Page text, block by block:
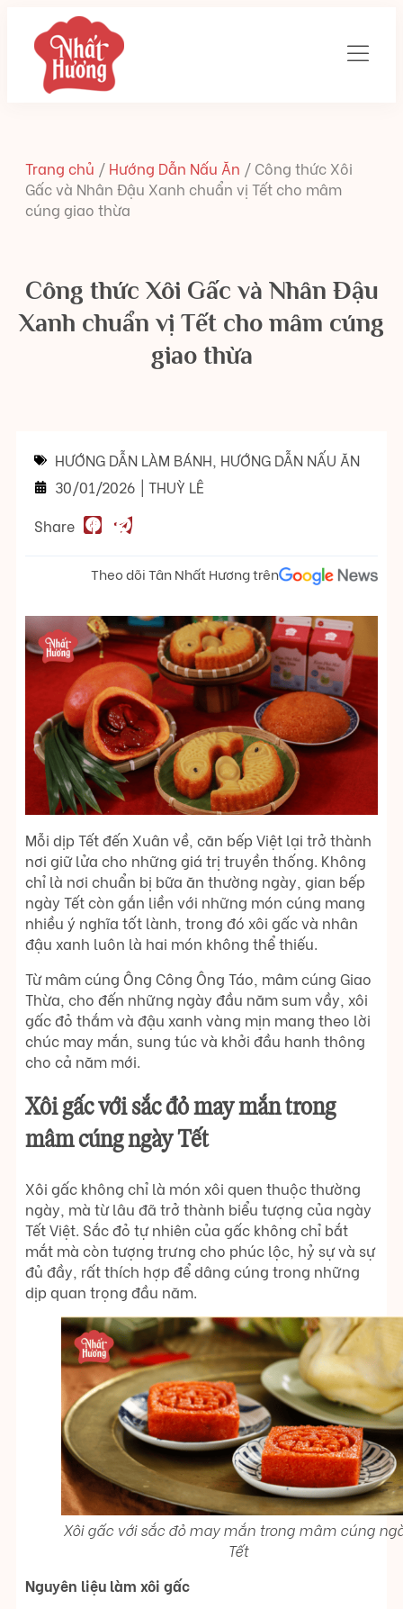
Trang chủ / Hướng Dẫn Nấu Ăn / Công thức Xôi
Gấc và Nhân Đậu Xanh chuẩn vị Tết cho mâm
cúng giao thừa
Công thức Xôi Gấc và Nhân Đậu
Xanh chuẩn vị Tết cho mâm cúng
giao thừa
HƯỚNG DẪN LÀM BÁNH, HƯỚNG DẪN NẤU ĂN
30/01/2026 | THUỲ LÊ
Share
Theo dõi Tân Nhất Hương trên
Mỗi dịp Tết đến Xuân về, căn bếp Việt lại trở thành
nơi giữ lửa cho những giá trị truyền thống. Không
chỉ là nơi chuẩn bị bữa ăn thường ngày, gian bếp
ngày Tết còn gắn liền với những món cúng mang
nhiều ý nghĩa tốt lành, trong đó xôi gấc và nhân
đậu xanh luôn là hai món không thể thiếu.
Từ mâm cúng Ông Công Ông Táo, mâm cúng Giao
Thừa, cho đến những ngày đầu năm sum vầy, xôi
gấc đỏ thắm và đậu xanh vàng mịn mang theo lời
chúc may mắn, sung túc và khởi đầu hanh thông
cho cả năm mới.
Xôi gấc với sắc đỏ may mắn trong
mâm cúng ngày Tết
Xôi gấc không chỉ là món xôi quen thuộc thường
ngày, mà từ lâu đã trở thành biểu tượng của ngày
Tết Việt. Sắc đỏ tự nhiên của gấc không chỉ bắt
mắt mà còn tượng trưng cho phúc lộc, hỷ sự và sự
đủ đầy, rất thích hợp để dâng cúng trong những
dịp quan trọng đầu năm.
Xôi gấc với sắc đỏ may mắn trong mâm cúng
Tết
Nguyên liệu làm xôi gấc